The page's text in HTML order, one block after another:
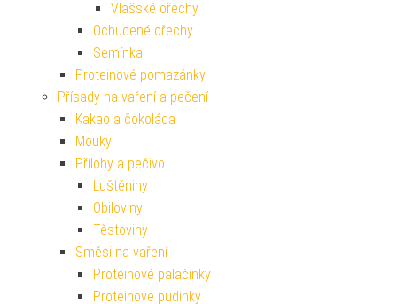
Vlašské ořechy
Ochucené ořechy
Semínka
Proteinové pomazánky
Přísady na vaření a pečení
Kakao a čokoláda
Mouky
Přílohy a pečivo
Luštěniny
Obiloviny
Těstoviny
Směsi na vaření
Proteinové palačinky
Proteinové pudinky